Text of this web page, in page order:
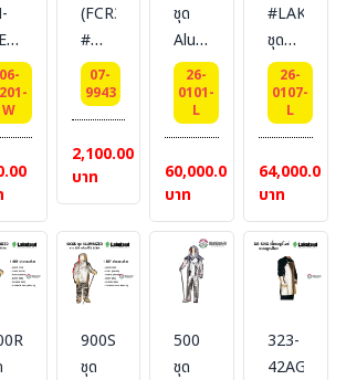
ก
ภัย
บ
น
สี
06-
W
(FCR3)
#
BESTSAFE
-
แผ่น
กระ
บัง
หน้า
เลนส์
อลูมิ
ไนซ์
#Aluminized
Visor
Polycarbonate
07-
9943
2,100.00
บาท
ชุด
Aluminize
ครบ
SET
Size
: L
26-
0101-
L
60,000.00
บาท
ชุด
Aluminize
ครบ
SET
Size
: L
26-
0107-
L
64,000.00
บาท
900SS
ชุด
500
ชุด
323-
42AG